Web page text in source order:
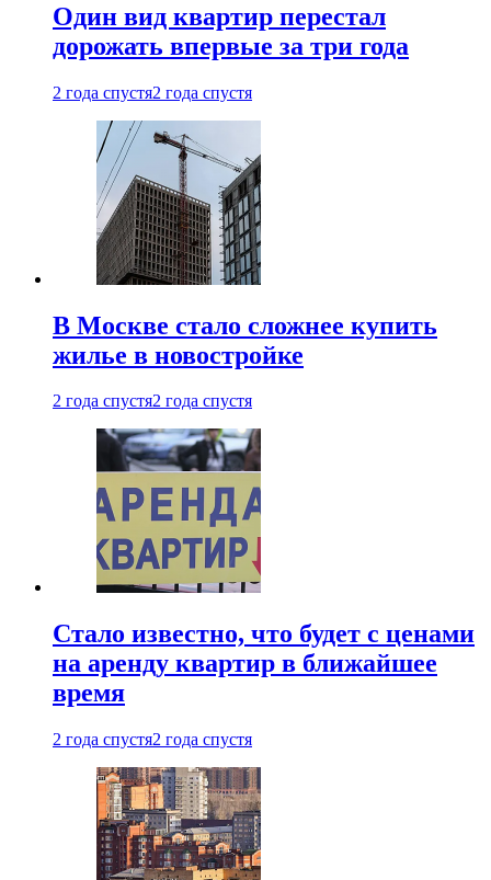
Один вид квартир перестал
дорожать впервые за три года
2 года спустя2 года спустя
В Москве стало сложнее купить
жилье в новостройке
2 года спустя2 года спустя
Стало известно, что будет с ценами
на аренду квартир в ближайшее
время
2 года спустя2 года спустя